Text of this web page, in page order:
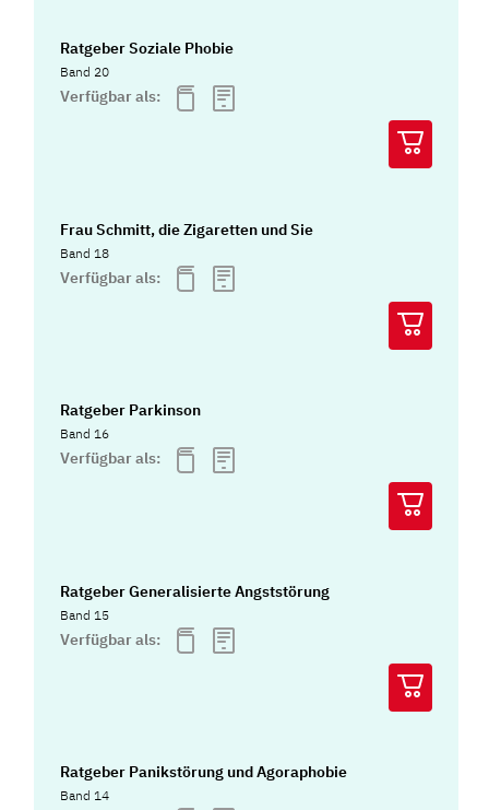
Ratgeber Soziale Phobie
Band 20
Verfügbar als:
Frau Schmitt, die Zigaretten und Sie
Band 18
Verfügbar als:
Ratgeber Parkinson
Band 16
Verfügbar als:
Ratgeber Generalisierte Angststörung
Band 15
Verfügbar als:
Ratgeber Panikstörung und Agoraphobie
Band 14